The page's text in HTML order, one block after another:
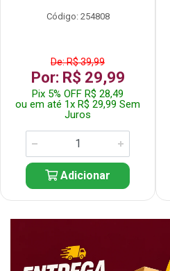
Código: 254808
De: R$ 39,99
Por: R$ 29,99
Pix 5% OFF R$ 28,49
ou em até 1x R$ 29,99 Sem
Juros
Adicionar